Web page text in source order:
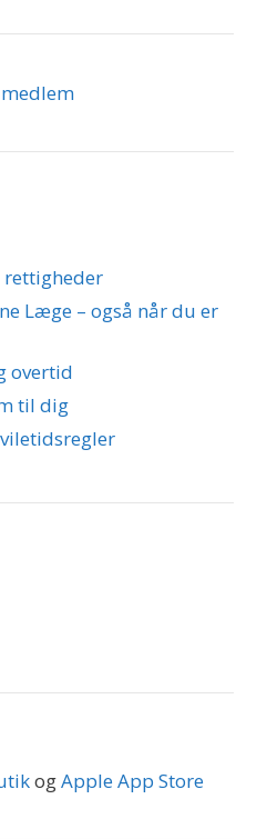
rettigheder
Læge – også når du er
overtid
til dig
ogApple App Store